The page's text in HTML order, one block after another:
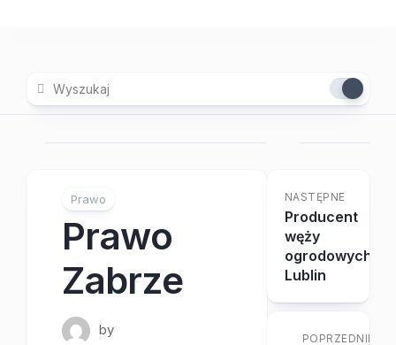
Prawo
Prawo
Zabrze
by
NASTĘPNE
Producent
węży
ogrodowych
Lublin
POPRZEDNIE